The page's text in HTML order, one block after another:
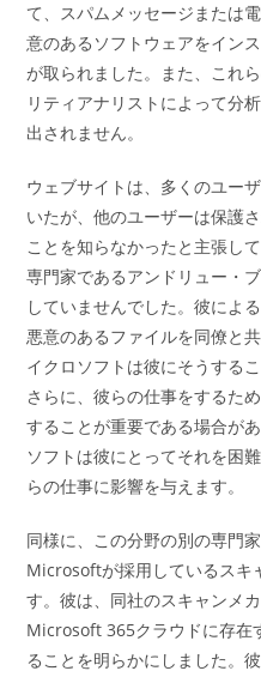
て、スパムメッセージまたは
意のあるソフトウェアをイン
が取られました。また、これ
リティアナリストによって分
出されません。
ウェブサイトは、多くのユー
いたが、他のユーザーは保護
ことを知らなかったと主張し
専門家であるアンドリュー・
していませんでした。彼によ
悪意のあるファイルを同僚と
イクロソフトは彼にそうする
さらに、彼らの仕事をするた
することが重要である場合が
ソフトは彼にとってそれを困
らの仕事に影響を与えます。
同様に、この分野の別の専門
Microsoftが採用しているスキ
す。彼は、同社のスキャンメ
Microsoft 365クラウドに存在
ることを明らかにしました。